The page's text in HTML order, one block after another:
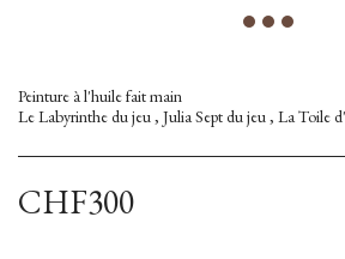
Peinture à l'huile fait main
Le Labyrinthe du jeu , Julia Sept du jeu , La Toile
CHF300